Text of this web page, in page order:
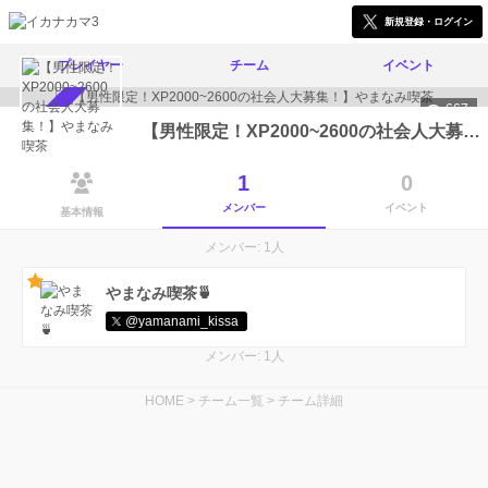
新規登録・ログイン
プレイヤー チーム イベント
メンバー募集中 667
【男性限定！XP2000~2600の社会人大募集！】やまなみ喫茶
基本情報
1
メンバー
0
イベント
メンバー: 1人
やまなみ喫茶🍵
@yamanami_kissa
メンバー: 1人
HOME > チーム一覧 > チーム詳細